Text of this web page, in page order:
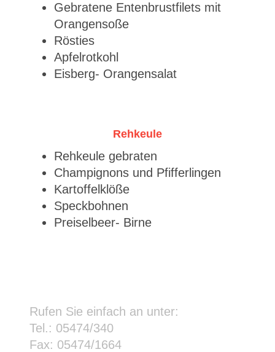
Gebratene Entenbrustfilets mit
Orangensoße
Rösties
Apfelrotkohl
Eisberg- Orangensalat
Rehkeule
Rehkeule gebraten
Champignons und Pfifferlingen
Kartoffelklöße
Speckbohnen
Preiselbeer- Birne
Rufen Sie einfach an unter:
Tel.: 05474/340
Fax: 05474/1664